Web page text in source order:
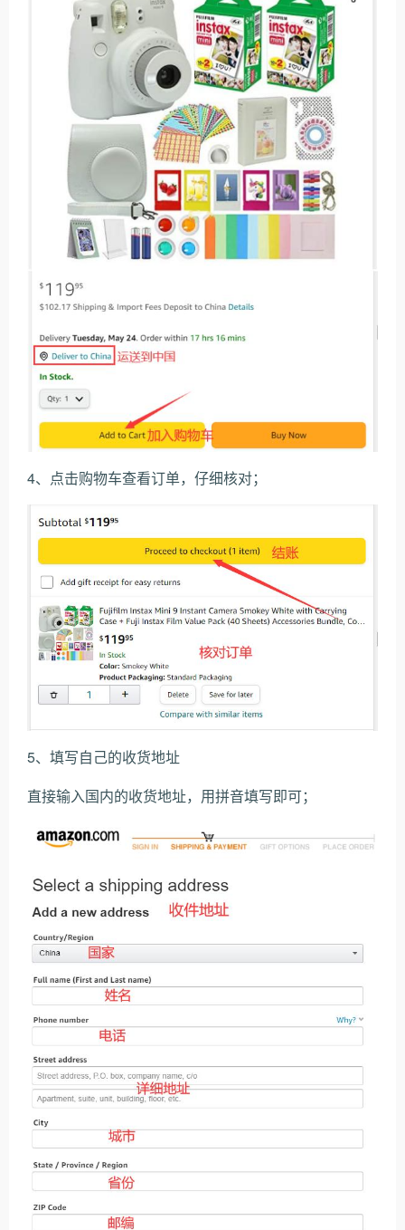
4、点击购物车查看订单，仔细核对；
5、填写自己的收货地址
直接输入国内的收货地址，用拼音填写即可；